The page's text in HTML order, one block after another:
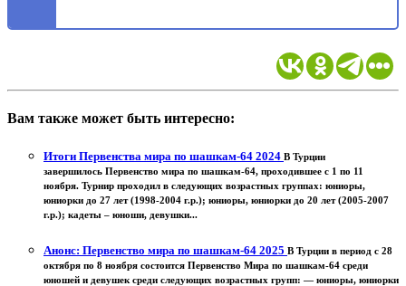
Вам также может быть интересно:
Итоги Первенства мира по шашкам-64 2024 В Турции
завершилось Первенство мира по шашкам-64, проходившее с 1 по 11
ноября. Турнир проходил в следующих возрастных группах: юниоры,
юниорки до 27 лет (1998-2004 г.р.); юниоры, юниорки до 20 лет (2005-2007
г.р.); кадеты – юноши, девушки...
Анонс: Первенство мира по шашкам-64 2025 В Турции в период с 28
октября по 8 ноября состоится Первенство Мира по шашкам-64 среди
юношей и девушек среди следующих возрастных групп: — юниоры, юниорки